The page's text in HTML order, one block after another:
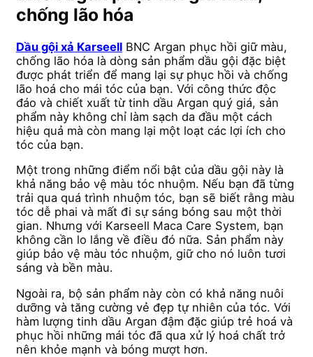
chống lão hóa
Dầu gội xả Karseell BNC Argan phục hồi giữ màu,
chống lão hóa là dòng sản phẩm dầu gội đặc biệt
được phát triển để mang lại sự phục hồi và chống
lão hoá cho mái tóc của bạn. Với công thức độc
đáo và chiết xuất từ tinh dầu Argan quý giá, sản
phẩm này không chỉ làm sạch da đầu một cách
hiệu quả mà còn mang lại một loạt các lợi ích cho
tóc của bạn.
Một trong những điểm nổi bật của dầu gội này là
khả năng bảo vệ màu tóc nhuộm. Nếu bạn đã từng
trải qua quá trình nhuộm tóc, bạn sẽ biết rằng màu
tóc dễ phai và mất đi sự sáng bóng sau một thời
gian. Nhưng với Karseell Maca Care System, bạn
không cần lo lắng về điều đó nữa. Sản phẩm này
giúp bảo vệ màu tóc nhuộm, giữ cho nó luôn tươi
sáng và bền màu.
Ngoài ra, bộ sản phẩm này còn có khả năng nuôi
dưỡng và tăng cường vẻ đẹp tự nhiên của tóc. Với
hàm lượng tinh dầu Argan đậm đặc giúp trẻ hoá và
phục hồi những mái tóc đã qua xử lý hoá chất trở
nên khỏe mạnh và bóng mượt hơn.